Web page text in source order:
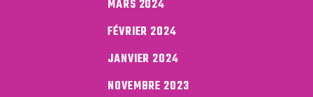
MARS 2024
FÉVRIER 2024
JANVIER 2024
NOVEMBRE 2023